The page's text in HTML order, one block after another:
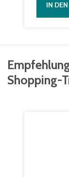
IN
Shopping-